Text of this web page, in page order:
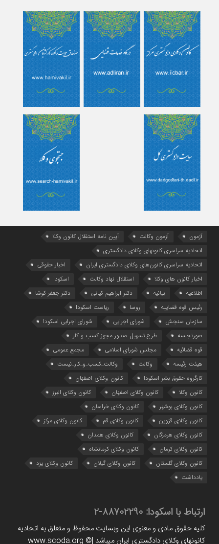
آزمون آزمون وکالت
آیین ‌نامه استقلال کانون وکلا
اتحادیه سراسری کانونهای وکلای دادگستری
اتحادیه سراسری کانون‌های وکلای دادگستری ایران
اخبار حقوقی
اخبار کانون های وکلا
استقلال نهاد وکالت
اسکودا
اطلاعیه
بیانیه دکتر ابراهیم کیانی
دکتر جعفر کوشا
رئیس قوه قضاییه
روسا
ریاست اسکودا
سازمان سنجش
شورای اجرایی
شورای اجرایی اسکودا
صورتجلسه
طرح تسهیل صدور مجوز کسب و کار
قوه قضائیه
مجلس شورای اسلامی
مجمع عمومی
هیئت رئیسه
وکالت
وکالت_کسب_و_کار_نیست
کارگروه حقوق بشر اسکودا
کانون_وکلای_اصفهان
کانون وکلا
کانون وکلای اصفهان
کانون وکلای البرز
کانون وکلای بوشهر
کانون وکلای خراسان
کانون وکلای قزوین
کانون وکلای قم
کانون وکلای مرکز
کانون وکلای هرمزگان
کانون وکلای همدان
کانون وکلای کرمان
کانون وکلای کرمانشاه
کانون وکلای گلستان
کانون وکلای گیلان
کانون وکلای یزد
یادداشت
ارتباط با اسکودا: 88702290-2
کلیه حقوق مادی و معنوی این وبسایت محفوظ و متعلق به اتحادیه
کانونهای وکلای دادگستری ایران میباشد |www.scoda.org ©